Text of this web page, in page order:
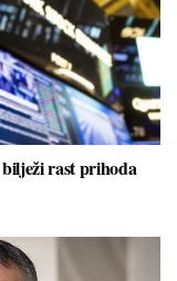
rast prihoda